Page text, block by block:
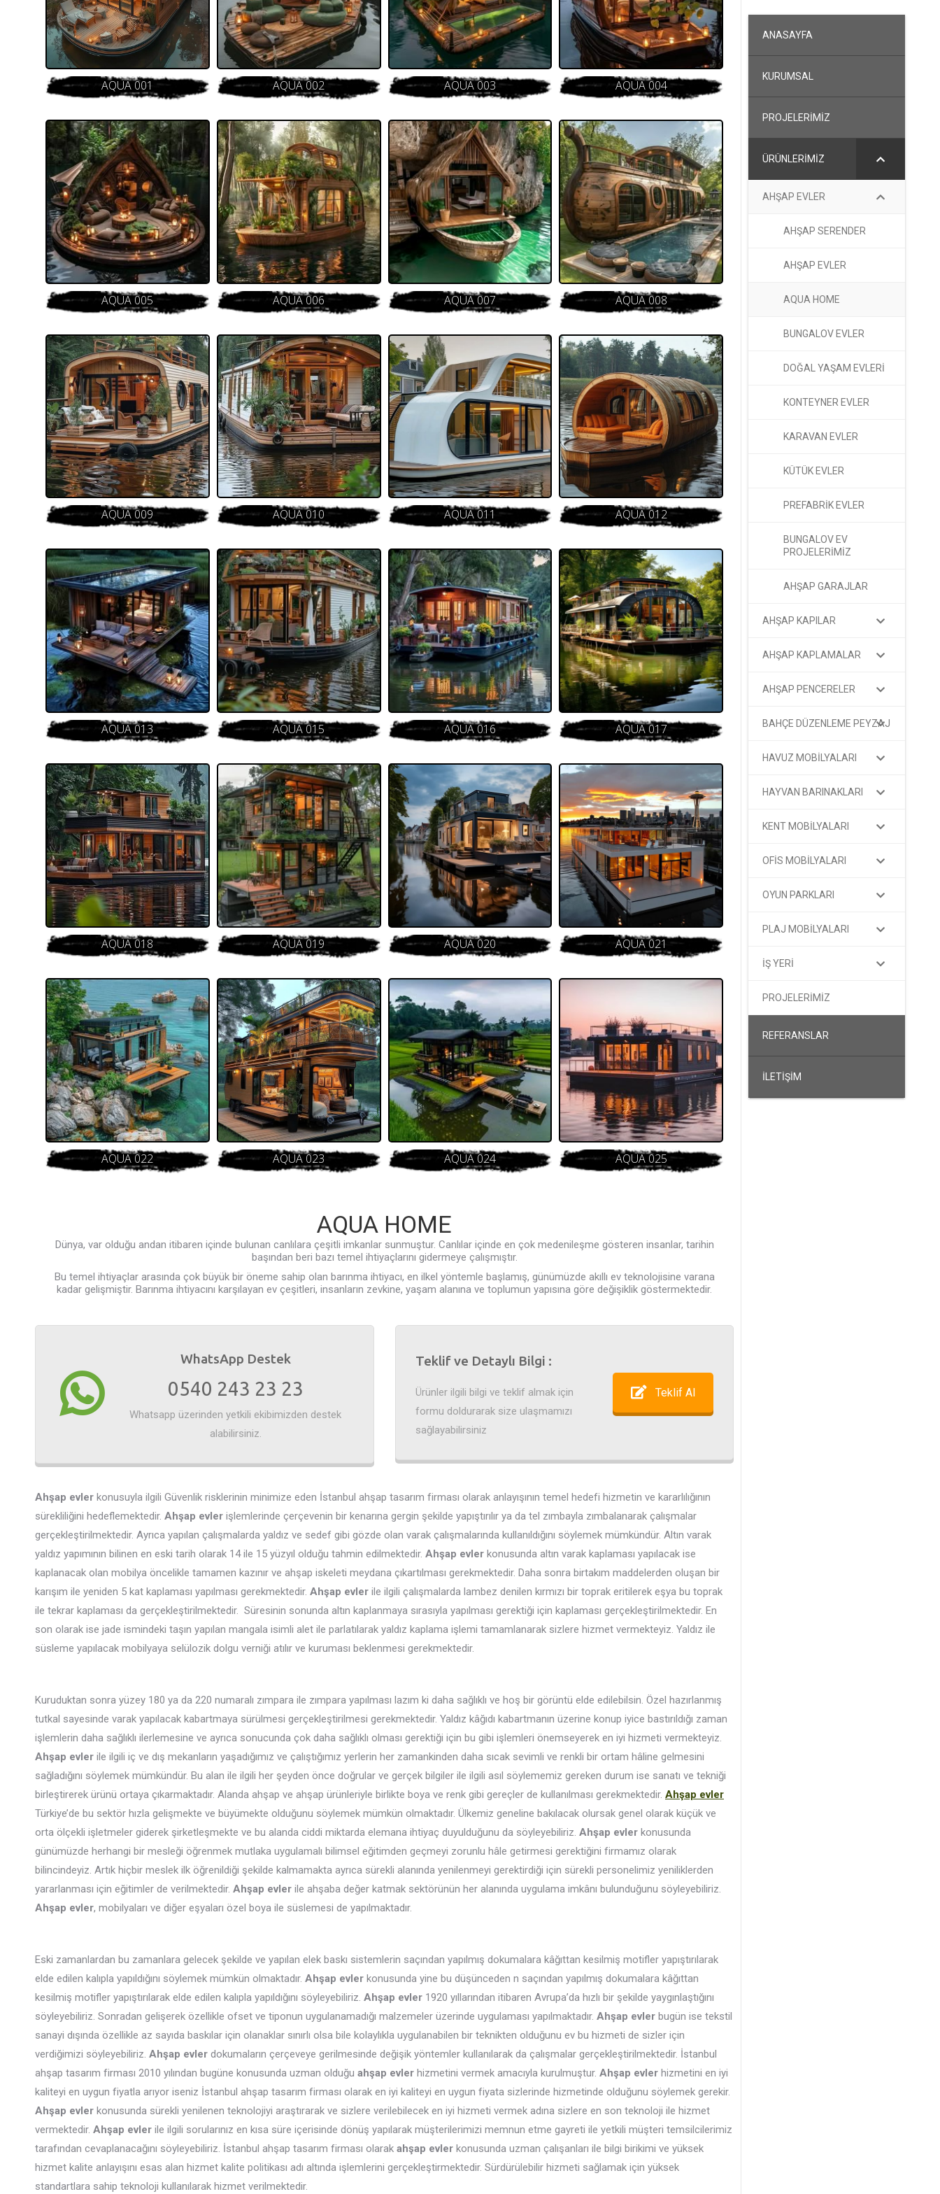
AQUA 001 AQUA 002 AQUA 003 AQUA 004
AQUA 005 AQUA 006 AQUA 007 AQUA 008
AQUA 009 AQUA 010 AQUA 011 AQUA 012
AQUA 013 AQUA 015 AQUA 016 AQUA 017
AQUA 018 AQUA 019 AQUA 020 AQUA 021
AQUA 022 AQUA 023 AQUA 024 AQUA 025
AQUA HOME
Dünya, var olduğu andan itibaren içinde bulunan canlılara çeşitli imkanlar sunmuştur. Canlılar içinde en çok medenileşme gösteren insanlar, tarihin
başından beri bazı temel ihtiyaçlarını gidermeye çalışmıştır.
Bu temel ihtiyaçlar arasında çok büyük bir öneme sahip olan barınma ihtiyacı, en ilkel yöntemle başlamış, günümüzde akıllı ev teknolojisine varana
kadar gelişmiştir. Barınma ihtiyacını karşılayan ev çeşitleri, insanların zevkine, yaşam alanına ve toplumun yapısına göre değişiklik göstermektedir.
WhatsApp Destek
0540 243 23 23
Whatsapp üzerinden yetkili ekibimizden destek
alabilirsiniz.
Teklif ve Detaylı Bilgi :
Ürünler ilgili bilgi ve teklif almak için
formu doldurarak size ulaşmamızı
sağlayabilirsiniz
Teklif Al
Ahşap evler konusuyla ilgili Güvenlik risklerinin minimize eden İstanbul ahşap tasarım firması olarak anlayışının temel hedefi hizmetin ve kararlılığının
sürekliliğini hedeflemektedir. Ahşap evler işlemlerinde çerçevenin bir kenarına gergin şekilde yapıştırılır ya da tel zımbayla zımbalanarak çalışmalar
gerçekleştirilmektedir. Ayrıca yapılan çalışmalarda yaldız ve sedef gibi gözde olan varak çalışmalarında kullanıldığını söylemek mümkündür. Altın varak
yaldız yapımının bilinen en eski tarih olarak 14 ile 15 yüzyıl olduğu tahmin edilmektedir. Ahşap evler konusunda altın varak kaplaması yapılacak ise
kaplanacak olan mobilya öncelikle tamamen kazınır ve ahşap iskeleti meydana çıkartılması gerekmektedir. Daha sonra birtakım maddelerden oluşan bir
karışım ile yeniden 5 kat kaplaması yapılması gerekmektedir. Ahşap evler ile ilgili çalışmalarda lambez denilen kırmızı bir toprak eritilerek eşya bu toprak
ile tekrar kaplaması da gerçekleştirilmektedir. Süresinin sonunda altın kaplanmaya sırasıyla yapılması gerektiği için kaplaması gerçekleştirilmektedir. En
son olarak ise jade ismindeki taşın yapılan mangala isimli alet ile parlatılarak yaldız kaplama işlemi tamamlanarak sizlere hizmet vermekteyiz. Yaldız ile
süsleme yapılacak mobilyaya selülozik dolgu verniği atılır ve kuruması beklenmesi gerekmektedir.
Kuruduktan sonra yüzey 180 ya da 220 numaralı zımpara ile zımpara yapılması lazım ki daha sağlıklı ve hoş bir görüntü elde edilebilsin. Özel hazırlanmış
tutkal sayesinde varak yapılacak kabartmaya sürülmesi gerçekleştirilmesi gerekmektedir. Yaldız kâğıdı kabartmanın üzerine konup iyice bastırıldığı zaman
işlemlerin daha sağlıklı ilerlemesine ve ayrıca sonucunda çok daha sağlıklı olması gerektiği için bu gibi işlemleri önemseyerek en iyi hizmeti vermekteyiz.
Ahşap evler ile ilgili iç ve dış mekanların yaşadığımız ve çalıştığımız yerlerin her zamankinden daha sıcak sevimli ve renkli bir ortam hâline gelmesini
sağladığını söylemek mümkündür. Bu alan ile ilgili her şeyden önce doğrular ve gerçek bilgiler ile ilgili asıl söylememiz gereken durum ise sanatı ve tekniği
birleştirerek ürünü ortaya çıkarmaktadır. Alanda ahşap ve ahşap ürünleriyle birlikte boya ve renk gibi gereçler de kullanılması gerekmektedir. Ahşap evler
Türkiye’de bu sektör hızla gelişmekte ve büyümekte olduğunu söylemek mümkün olmaktadır. Ülkemiz geneline bakılacak olursak genel olarak küçük ve
orta ölçekli işletmeler giderek şirketleşmekte ve bu alanda ciddi miktarda elemana ihtiyaç duyulduğunu da söyleyebiliriz. Ahşap evler konusunda
günümüzde herhangi bir mesleği öğrenmek mutlaka uygulamalı bilimsel eğitimden geçmeyi zorunlu hâle getirmesi gerektiğini firmamız olarak
bilincindeyiz. Artık hiçbir meslek ilk öğrenildiği şekilde kalmamakta ayrıca sürekli alanında yenilenmeyi gerektirdiği için sürekli personelimiz yeniliklerden
yararlanması için eğitimler de verilmektedir. Ahşap evler ile ahşaba değer katmak sektörünün her alanında uygulama imkânı bulunduğunu söyleyebiliriz.
Ahşap evler, mobilyaları ve diğer eşyaları özel boya ile süslemesi de yapılmaktadır.
Eski zamanlardan bu zamanlara gelecek şekilde ve yapılan elek baskı sistemlerin saçından yapılmış dokumalara kâğıttan kesilmiş motifler yapıştırılarak
elde edilen kalıpla yapıldığını söylemek mümkün olmaktadır. Ahşap evler konusunda yine bu düşünceden n saçından yapılmış dokumalara kâğıttan
kesilmiş motifler yapıştırılarak elde edilen kalıpla yapıldığını söyleyebiliriz. Ahşap evler 1920 yıllarından itibaren Avrupa’da hızlı bir şekilde yaygınlaştığını
söyleyebiliriz. Sonradan gelişerek özellikle ofset ve tiponun uygulanamadığı malzemeler üzerinde uygulaması yapılmaktadır. Ahşap evler bugün ise tekstil
sanayi dışında özellikle az sayıda baskılar için olanaklar sınırlı olsa bile kolaylıkla uygulanabilen bir teknikten olduğunu ev bu hizmeti de sizler için
verdiğimizi söyleyebiliriz. Ahşap evler dokumaların çerçeveye gerilmesinde değişik yöntemler kullanılarak da çalışmalar gerçekleştirilmektedir. İstanbul
ahşap tasarım firması 2010 yılından bugüne konusunda uzman olduğu ahşap evler hizmetini vermek amacıyla kurulmuştur. Ahşap evler hizmetini en iyi
kaliteyi en uygun fiyatla arıyor iseniz İstanbul ahşap tasarım firması olarak en iyi kaliteyi en uygun fiyata sizlerinde hizmetinde olduğunu söylemek gerekir.
Ahşap evler konusunda sürekli yenilenen teknolojiyi araştırarak ve sizlere verilebilecek en iyi hizmeti vermek adına sizlere en son teknoloji ile hizmet
vermektedir. Ahşap evler ile ilgili sorularınız en kısa süre içerisinde dönüş yapılarak müşterilerimizi memnun etme gayreti ile yetkili müşteri temsilcilerimiz
tarafından cevaplanacağını söyleyebiliriz. İstanbul ahşap tasarım firması olarak ahşap evler konusunda uzman çalışanları ile bilgi birikimi ve yüksek
hizmet kalite anlayışını esas alan hizmet kalite politikası adı altında işlemlerini gerçekleştirmektedir. Sürdürülebilir hizmeti sağlamak için yüksek
standartlara sahip teknoloji kullanılarak hizmet verilmektedir.
ANASAYFA
KURUMSAL
PROJELERİMİZ
ÜRÜNLERİMİZ
AHŞAP EVLER
AHŞAP SERENDER
AHŞAP EVLER
AQUA HOME
BUNGALOV EVLER
DOĞAL YAŞAM EVLERİ
KONTEYNER EVLER
KARAVAN EVLER
KÜTÜK EVLER
PREFABRİK EVLER
BUNGALOV EV
PROJELERİMİZ
AHŞAP GARAJLAR
AHŞAP KAPILAR
AHŞAP KAPLAMALAR
AHŞAP PENCERELER
BAHÇE DÜZENLEME PEYZAJ
HAVUZ MOBİLYALARI
HAYVAN BARINAKLARI
KENT MOBİLYALARI
OFİS MOBİLYALARI
OYUN PARKLARI
PLAJ MOBİLYALARI
İŞ YERİ
PROJELERİMİZ
REFERANSLAR
İLETİŞİM